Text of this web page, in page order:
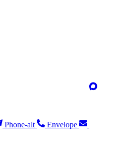
Phone-alt Envelope